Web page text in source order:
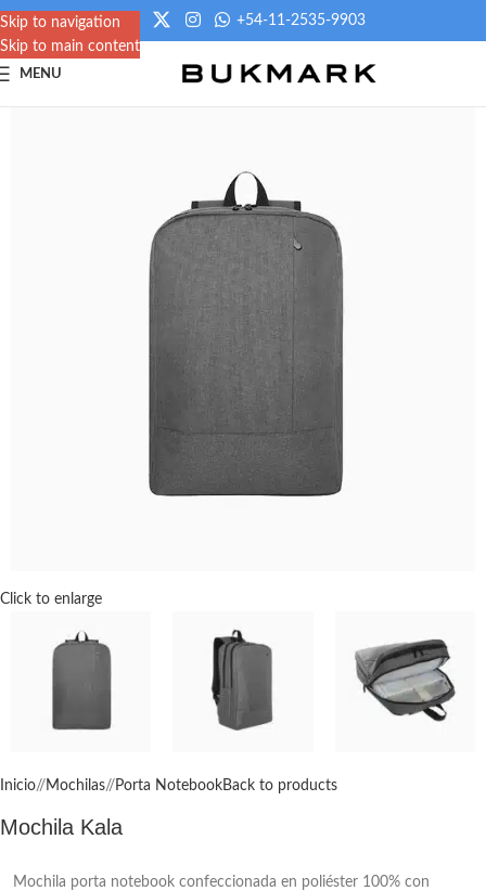
Skip to navigation
Skip to main content
+54-11-2535-9903
MENU
Click to enlarge
Inicio/ Mochilas/ Porta NotebookBack to products
Mochila Kala
Mochila porta notebook confeccionada en poliéster 100% con